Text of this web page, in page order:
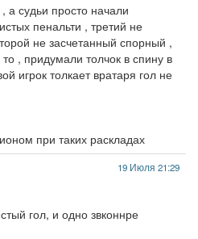
судьи просто начали
пенальти , третий не
не засчетанный спорный ,
, придумали толчок в спину в
игрок толкает вратаря гол не
при таких раскладах
19 Июля 21:29
гол, и одно звконнре